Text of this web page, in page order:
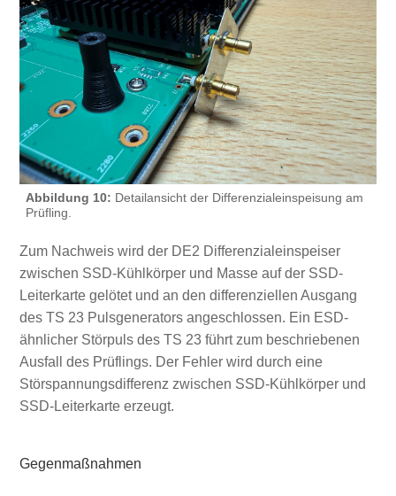
Abbildung 10: Detailansicht der Differenzialeinspeisung am
Prüfling.
Zum Nachweis wird der DE2 Differenzialeinspeiser
zwischen SSD-Kühlkörper und Masse auf der SSD-
Leiterkarte gelötet und an den differenziellen Ausgang
des TS 23 Pulsgenerators angeschlossen. Ein ESD-
ähnlicher Störpuls des TS 23 führt zum beschriebenen
Ausfall des Prüflings. Der Fehler wird durch eine
Störspannungsdifferenz zwischen SSD-Kühlkörper und
SSD-Leiterkarte erzeugt.
Gegenmaßnahmen